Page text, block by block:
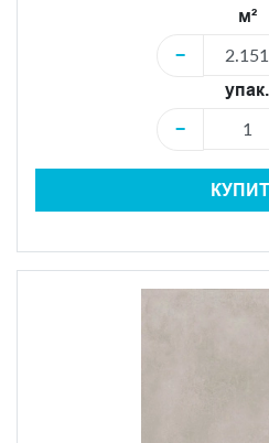
м²
−
упак.
−